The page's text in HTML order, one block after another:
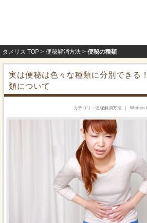
タメリス TOP 便秘解消方法 便秘の種類
実は便秘は色々な種類に分別できる
類について
Written
カテゴリ 便秘解消方法